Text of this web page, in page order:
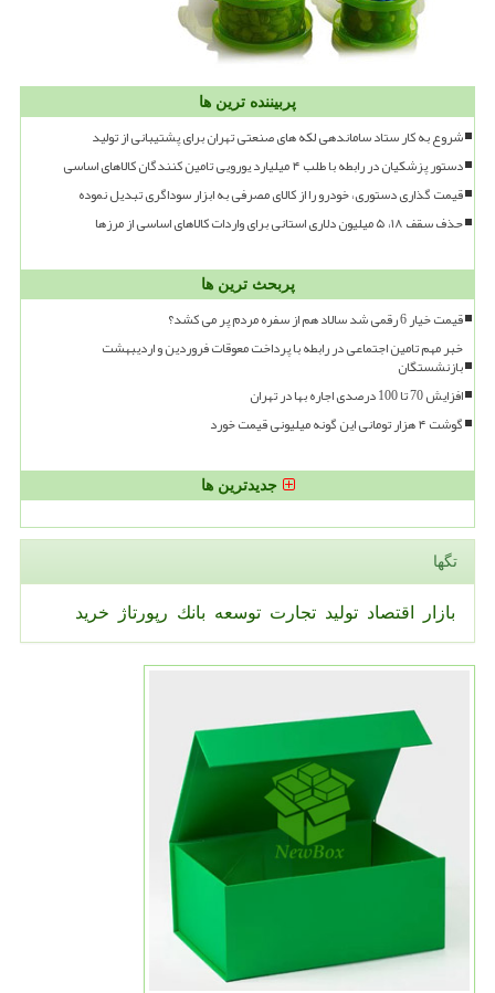
پربیننده ترین ها
شروع به کار ستاد ساماندهی لکه های صنعتی تهران برای پشتیبانی از تولید
دستور پزشکیان در رابطه با طلب ۴ میلیارد یورویی تامین کنندگان کالاهای اساسی
قیمت گذاری دستوری، خودرو را از کالای مصرفی به ابزار سوداگری تبدیل نموده
حذف سقف ۱۸، ۵ میلیون دلاری استانی برای واردات کالاهای اساسی از مرزها
پربحث ترین ها
قیمت خیار 6 رقمی شد سالاد هم از سفره مردم پر می کشد؟
خبر مهم تامین اجتماعی در رابطه با پرداخت معوقات فروردین و اردیبهشت
بازنشستگان
افزایش 70 تا 100 درصدی اجاره بها در تهران
گوشت ۴ هزار تومانی این گونه میلیونی قیمت خورد
جدیدترین ها
تگها
بازار اقتصاد تولید تجارت توسعه بانك رپورتاژ خرید